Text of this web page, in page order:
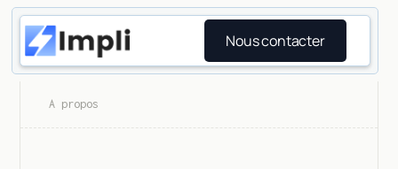
Nous contacter
A propos